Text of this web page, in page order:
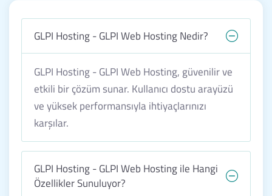
GLPI Hosting - GLPI Web Hosting Nedir?
GLPI Hosting - GLPI Web Hosting, güvenilir ve
etkili bir çözüm sunar. Kullanıcı dostu arayüzü
ve yüksek performansıyla ihtiyaçlarınızı
karşılar.
GLPI Hosting - GLPI Web Hosting ile Hangi
Özellikler Sunuluyor?